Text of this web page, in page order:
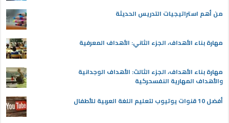
من أهم استراتيجيات التدريس الحديثة
مهارة بناء الأهداف، الجزء الثاني: الأهداف المعرفية
مهارة بناء الأهداف، الجزء الثالث: الأهداف الوجدانية
والأهداف المهارية النفسحركية
أفضل 10 قنوات يوتيوب لتعليم اللغة العربية للأطفال